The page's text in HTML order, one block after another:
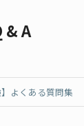
& A
】よくある質問集